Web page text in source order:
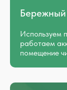
Бережный
Используем
работаем
помещение